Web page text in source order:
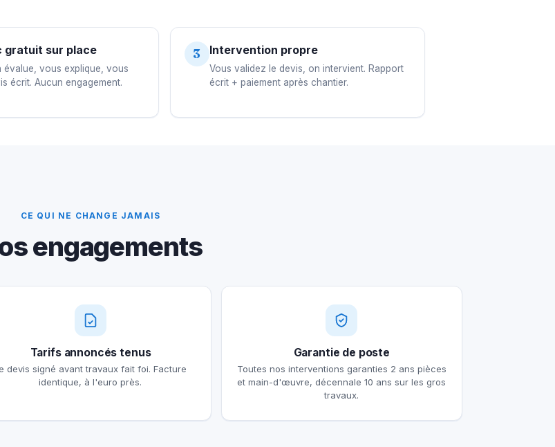
gratuit sur place
évalue, vous explique, vous
écrit. Aucun engagement.
3 Intervention propre
Vous validez le devis, on intervient. Rapport
écrit + paiement après chantier.
CE QUI NE CHANGE JAMAIS
engagements
Tarifs annoncés tenus
devis signé avant travaux fait foi. Facture
identique, à l'euro près.
Garantie de poste
Toutes nos interventions garanties 2 ans pièces
et main-d'œuvre, décennale 10 ans sur les gros
travaux.